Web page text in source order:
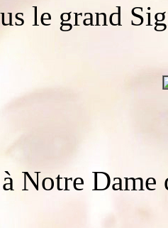
le grand
Notre Dame